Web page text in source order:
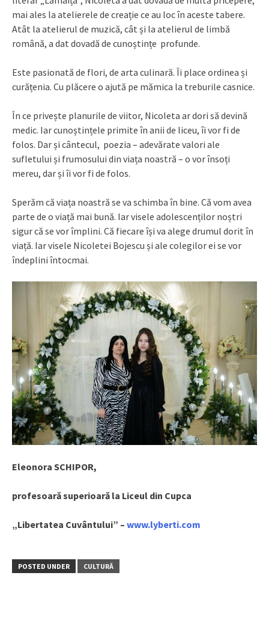
mai ales la atelierele de creație ce au loc în aceste tabere.
Atât la atelierul de muzică, cât și la atelierul de limbă
română, a dat dovadă de cunoștințe profunde.
Este pasionată de flori, de arta culinară. Îi place ordinea și
curățenia. Cu plăcere o ajută pe mămica la treburile casnice.
În ce privește planurile de viitor, Nicoleta ar dori să devină
medic. Iar cunoștințele primite în anii de liceu, îi vor fi de
folos. Dar și cântecul, poezia – adevărate valori ale
sufletului și frumosului din viața noastră – o vor însoți
mereu, dar și îi vor fi de folos.
Sperăm că viața noastră se va schimba în bine. Că vom avea
parte de o viață mai bună. Iar visele adolescenților noștri
sigur că se vor împlini. Că fiecare își va alege drumul dorit în
viață. Iar visele Nicoletei Bojescu și ale colegilor ei se vor
îndeplini întocmai.
Eleonora SCHIPOR,
profesoară superioară la Liceul din Cupca
„Libertatea Cuvântului” – www.lyberti.com
POSTED UNDER CULTURĂ